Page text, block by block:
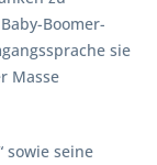
Boomer-
sie
Masse
sowie seine